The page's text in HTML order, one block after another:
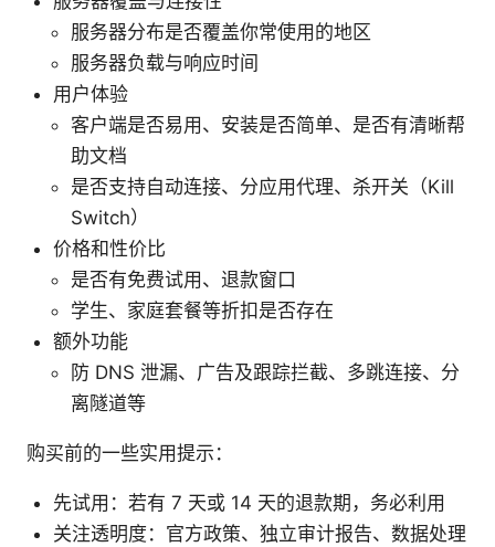
服务器分布是否覆盖你常使用的地区
服务器负载与响应时间
用户体验
客户端是否易用、安装是否简单、是否有清晰帮
助文档
是否支持自动连接、分应用代理、杀开关（Kill
Switch）
价格和性价比
是否有免费试用、退款窗口
学生、家庭套餐等折扣是否存在
额外功能
防 DNS 泄漏、广告及跟踪拦截、多跳连接、分
离隧道等
购买前的一些实用提示：
先试用：若有 7 天或 14 天的退款期，务必利用
关注透明度：官方政策、独立审计报告、数据处理